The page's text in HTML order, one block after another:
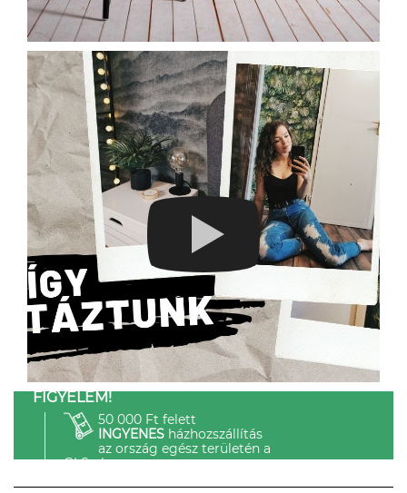
FIGYELEM!
50 000 Ft felett
INGYENESházhozszállítás
az ország egész területén a
GLS-el.